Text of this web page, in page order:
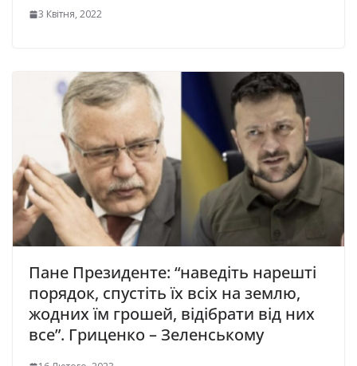
3 Квітня, 2022
Пане Президенте: “наведіть нарешті
порядок, спустіть їх всіх на землю,
жодних їм грошей, відібрати від них
все”. Гриценко – Зеленському